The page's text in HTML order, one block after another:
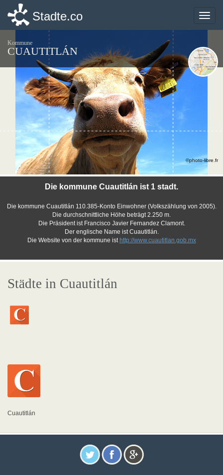
Toggle
Stadte.co
Kommune
CUAUTITLÁN
Die kommune Cuautitlán ist 1 stadt.
Die kommune Cuautitlán 110.385-Konto Einwohner (Volkszählung von 2005).
Die durchschnittliche Höhe beträgt 2.250 m.
Die Präsident ist Francisco Javier Fernandez Clamont.
Der englische Name ist Cuautitlán.
Die Website von der kommune ist http://www.cuautitlan.gob.mx
©photo-libre.fr
Städte in Cuautitlán
Cuautitlán
Toggle
Stadte.co